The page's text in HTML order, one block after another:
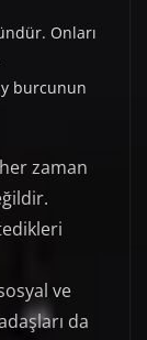
Onları
burcunun
zaman
ve
da